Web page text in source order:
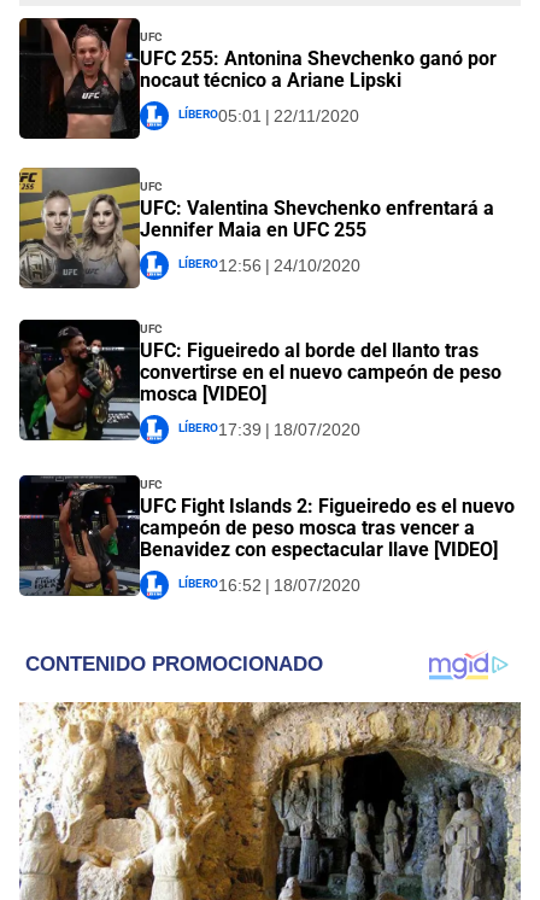
UFC
UFC 255: Antonina Shevchenko ganó por
nocaut técnico a Ariane Lipski
Líbero05:01 | 22/11/2020
UFC
UFC: Valentina Shevchenko enfrentará a
Jennifer Maia en UFC 255
Líbero12:56 | 24/10/2020
UFC
UFC: Figueiredo al borde del llanto tras
convertirse en el nuevo campeón de peso
mosca [VIDEO]
Líbero17:39 | 18/07/2020
UFC
UFC Fight Islands 2: Figueiredo es el nuevo
campeón de peso mosca tras vencer a
Benavidez con espectacular llave [VIDEO]
Líbero16:52 | 18/07/2020